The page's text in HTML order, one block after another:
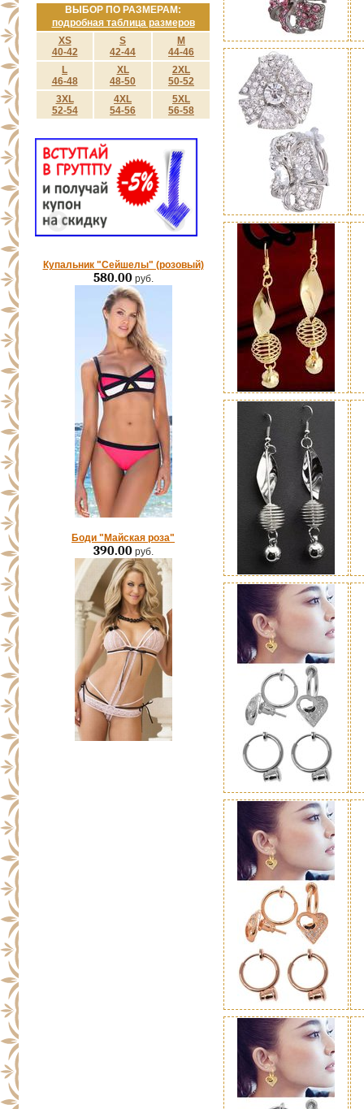
ВЫБОР ПО РАЗМЕРАМ:
подробная таблица размеров
XS
40-42
S
42-44
M
44-46
L
46-48
XL
48-50
2XL
50-52
3XL
52-54
4XL
54-56
5XL
56-58
Купальник "Сейшелы" (розовый)
580.00руб.
Боди "Майская роза"
390.00руб.